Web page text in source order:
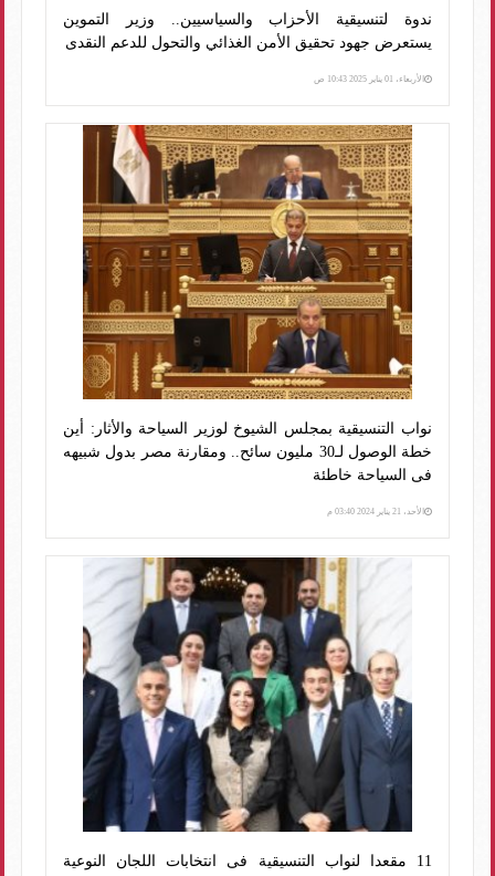
ندوة لتنسيقية الأحزاب والسياسيين.. وزير التموين
يستعرض جهود تحقيق الأمن الغذائي والتحول للدعم النقدى
الأربعاء، 01 يناير 2025 10:43 ص
نواب التنسيقية بمجلس الشيوخ لوزير السياحة والأثار: أين
خطة الوصول لـ30 مليون سائح.. ومقارنة مصر بدول شبيهه
فى السياحة خاطئة
الأحد، 21 يناير 2024 03:40 م
11 مقعدا لنواب التنسيقية فى انتخابات اللجان النوعية